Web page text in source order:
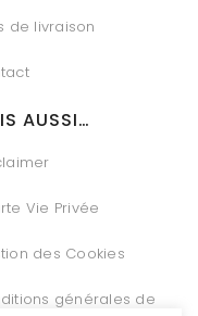
de livraison
AUSSI…
Vie Privée
des Cookies
générales de